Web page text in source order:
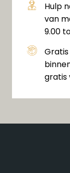
Hulp
van
9.00
gratis